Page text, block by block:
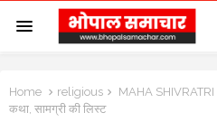
Home religious
MAHA SHIVRATRI
कथा, सामग्री की लिस्ट